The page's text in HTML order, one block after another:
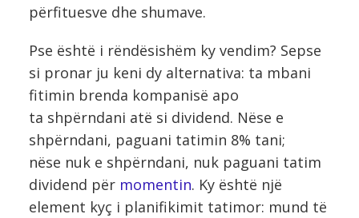
përfituesve dhe shumave.
Pse është i rëndësishëm ky vendim? Sepse
si pronar ju keni dy alternativa: ta mbani
fitimin brenda kompanisë apo
ta shpërndani atë si dividend. Nëse e
shpërndani, paguani tatimin 8% tani;
nëse nuk e shpërndani, nuk paguani tatim
dividend për momentin. Ky është një
element kyç i planifikimit tatimor: mund të